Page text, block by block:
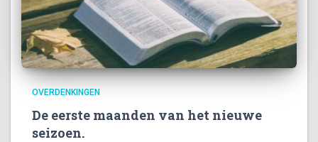
OVERDENKINGEN
De eerste maanden van het nieuwe
seizoen.